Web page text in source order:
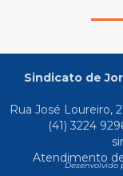
Sindicato de
Rua José Loureiro,
(41) 3224
Atendimento
Desenvolvido